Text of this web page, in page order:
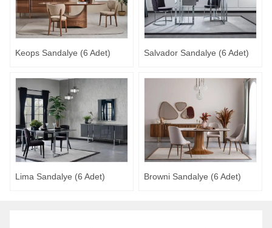
Keops Sandalye (6 Adet) Salvador Sandalye (6 Adet)
Lima Sandalye (6 Adet) Browni Sandalye (6 Adet)